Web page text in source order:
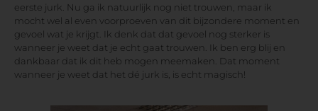
eerste jurk. Nu ga ik natuurlijk nog niet trouwen, maar ik
mocht wel al even voorproeven van dit bijzondere moment en
gevoel wat je krijgt. Ik denk dat dat gevoel nog sterker is
wanneer je weet dat je echt gaat trouwen. Ik ben erg blij en
dankbaar dat ik dit heb mogen meemaken. Dat moment
wanneer je weet dat het dé jurk is, is echt magisch!